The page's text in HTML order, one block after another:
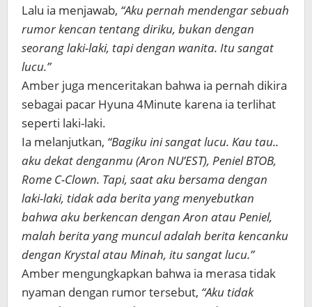
Lalu ia menjawab, “Aku pernah mendengar sebuah
rumor kencan tentang diriku, bukan dengan
seorang laki-laki, tapi dengan wanita. Itu sangat
lucu.”
Amber juga menceritakan bahwa ia pernah dikira
sebagai pacar Hyuna 4Minute karena ia terlihat
seperti laki-laki.
Ia melanjutkan, “Bagiku ini sangat lucu. Kau tau..
aku dekat denganmu (Aron NU’EST), Peniel BTOB,
Rome C-Clown. Tapi, saat aku bersama dengan
laki-laki, tidak ada berita yang menyebutkan
bahwa aku berkencan dengan Aron atau Peniel,
malah berita yang muncul adalah berita kencanku
dengan Krystal atau Minah, itu sangat lucu.”
Amber mengungkapkan bahwa ia merasa tidak
nyaman dengan rumor tersebut, “Aku tidak